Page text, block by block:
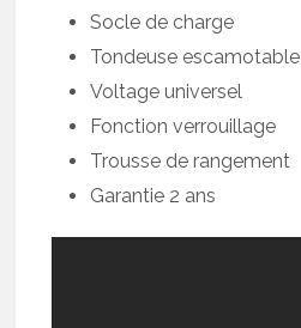
Socle de charge
Tondeuse escamotable
Voltage universel
Fonction verrouillage
Trousse de rangement
Garantie 2 ans